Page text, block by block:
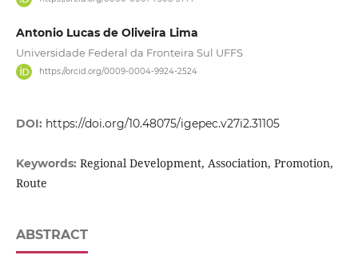
Antonio Lucas de Oliveira Lima
Universidade Federal da Fronteira Sul UFFS
https://orcid.org/0009-0004-9924-2524
DOI: https://doi.org/10.48075/igepec.v27i2.31105
Keywords: Regional Development, Association, Promotion,
Route
ABSTRACT